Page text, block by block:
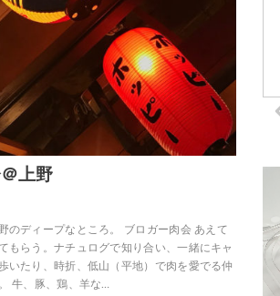
上野
のディープなところ。 ブロガー肉会 あえて
もらう。ナチュログで知り合い、一緒にキャ
いたり、時折、低山（平地）で肉を愛でる仲
牛、豚、鶏、羊な…